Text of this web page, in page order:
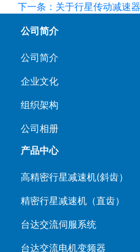
下一条：关于行星传动减速
公司简介
公司简介
企业文化
组织架构
公司相册
产品中心
高精密行星减速机(斜齿）
精密行星减速机（直齿）
台达交流伺服系统
台达交流电机变频器